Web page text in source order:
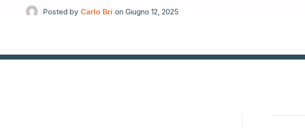
Posted by Carlo Bri on Giugno 12, 2025